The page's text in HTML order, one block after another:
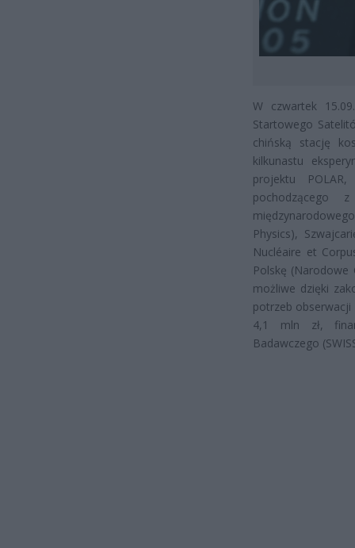
W czwartek
Startowego
chińską stację
kilkunastu
projektu
pochodzącego
Physics),
Nucléaire et
Polskę (Narodowe
możliwe dzięki
potrzeb
4,1 mln zł,
Badawczego